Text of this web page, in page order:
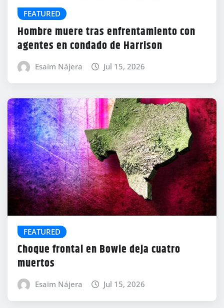
FEATURED
Hombre muere tras enfrentamiento con
agentes en condado de Harrison
Esaim Nájera Jul 15, 2026
FEATURED
Choque frontal en Bowie deja cuatro
muertos
Esaim Nájera Jul 15, 2026